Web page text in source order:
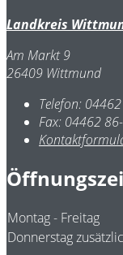
Landkreis
Am Markt 9
26409 Wittmund
Telefon:
Fax: 04462
Montag - Freitag
Donnerstag